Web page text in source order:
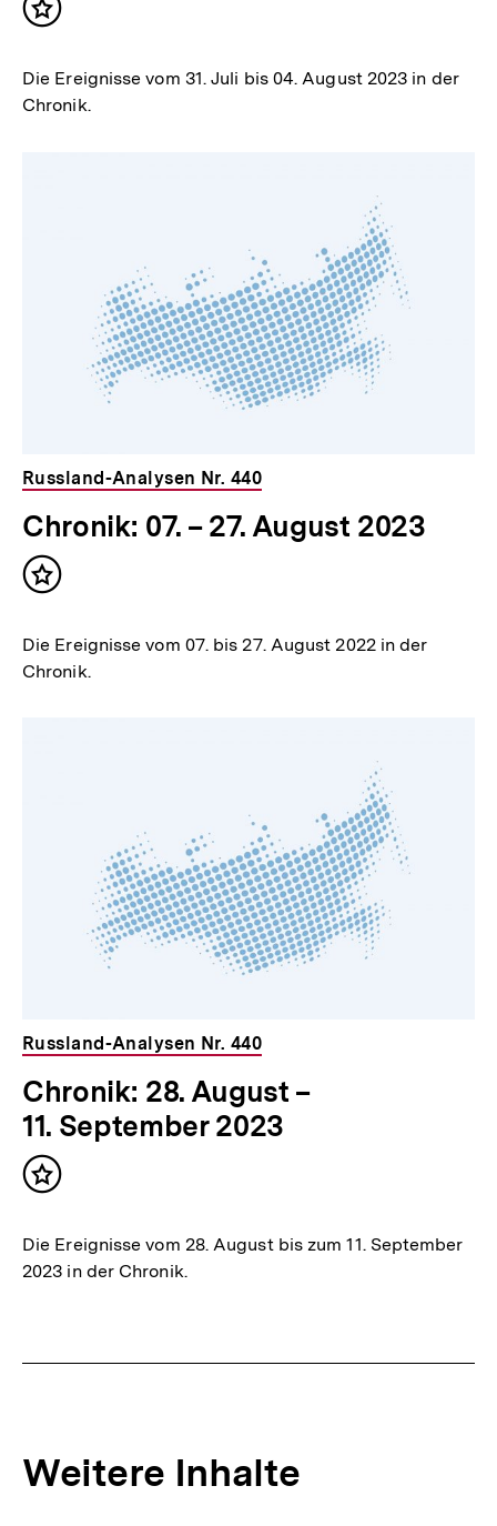
Inhalt
Die Ereignisse vom 31. Juli bis 04. August 2023 in der
Chronik.
Russland-Analysen Nr. 440
Chronik: 07. – 27. August 2023
Inhalt
Die Ereignisse vom 07. bis 27. August 2022 in der
Chronik.
Russland-Analysen Nr. 440
Chronik: 28. August –
11. September 2023
Inhalt
Die Ereignisse vom 28. August bis zum 11. September
2023 in der Chronik.
Weitere Inhalte